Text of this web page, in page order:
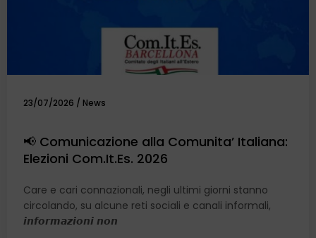
23/07/2026 / News
📢 Comunicazione alla Comunita’ Italiana:
Elezioni Com.It.Es. 2026
Care e cari connazionali, negli ultimi giorni stanno
circolando, su alcune reti sociali e canali informali,
𝙞𝙣𝙛𝙤𝙧𝙢𝙖𝙯𝙞𝙤𝙣𝙞 𝙣𝙤𝙣